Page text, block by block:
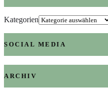
Kategorien
SOCIAL MEDIA
ARCHIV